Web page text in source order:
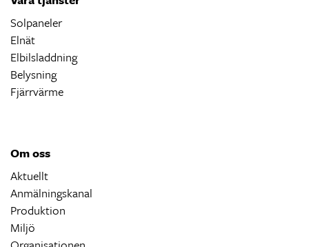
Solpaneler
Elnät
Elbilsladdning
Belysning
Fjärrvärme
Om oss
Aktuellt
Anmälningskanal
Produktion
Miljö